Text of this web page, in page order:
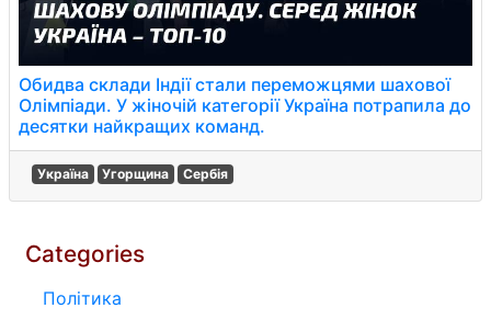
Обидва склади Індії стали переможцями шахової
Олімпіади. У жіночій категорії Україна потрапила до
десятки найкращих команд.
Україна Угорщина Сербія
Categories
Політика